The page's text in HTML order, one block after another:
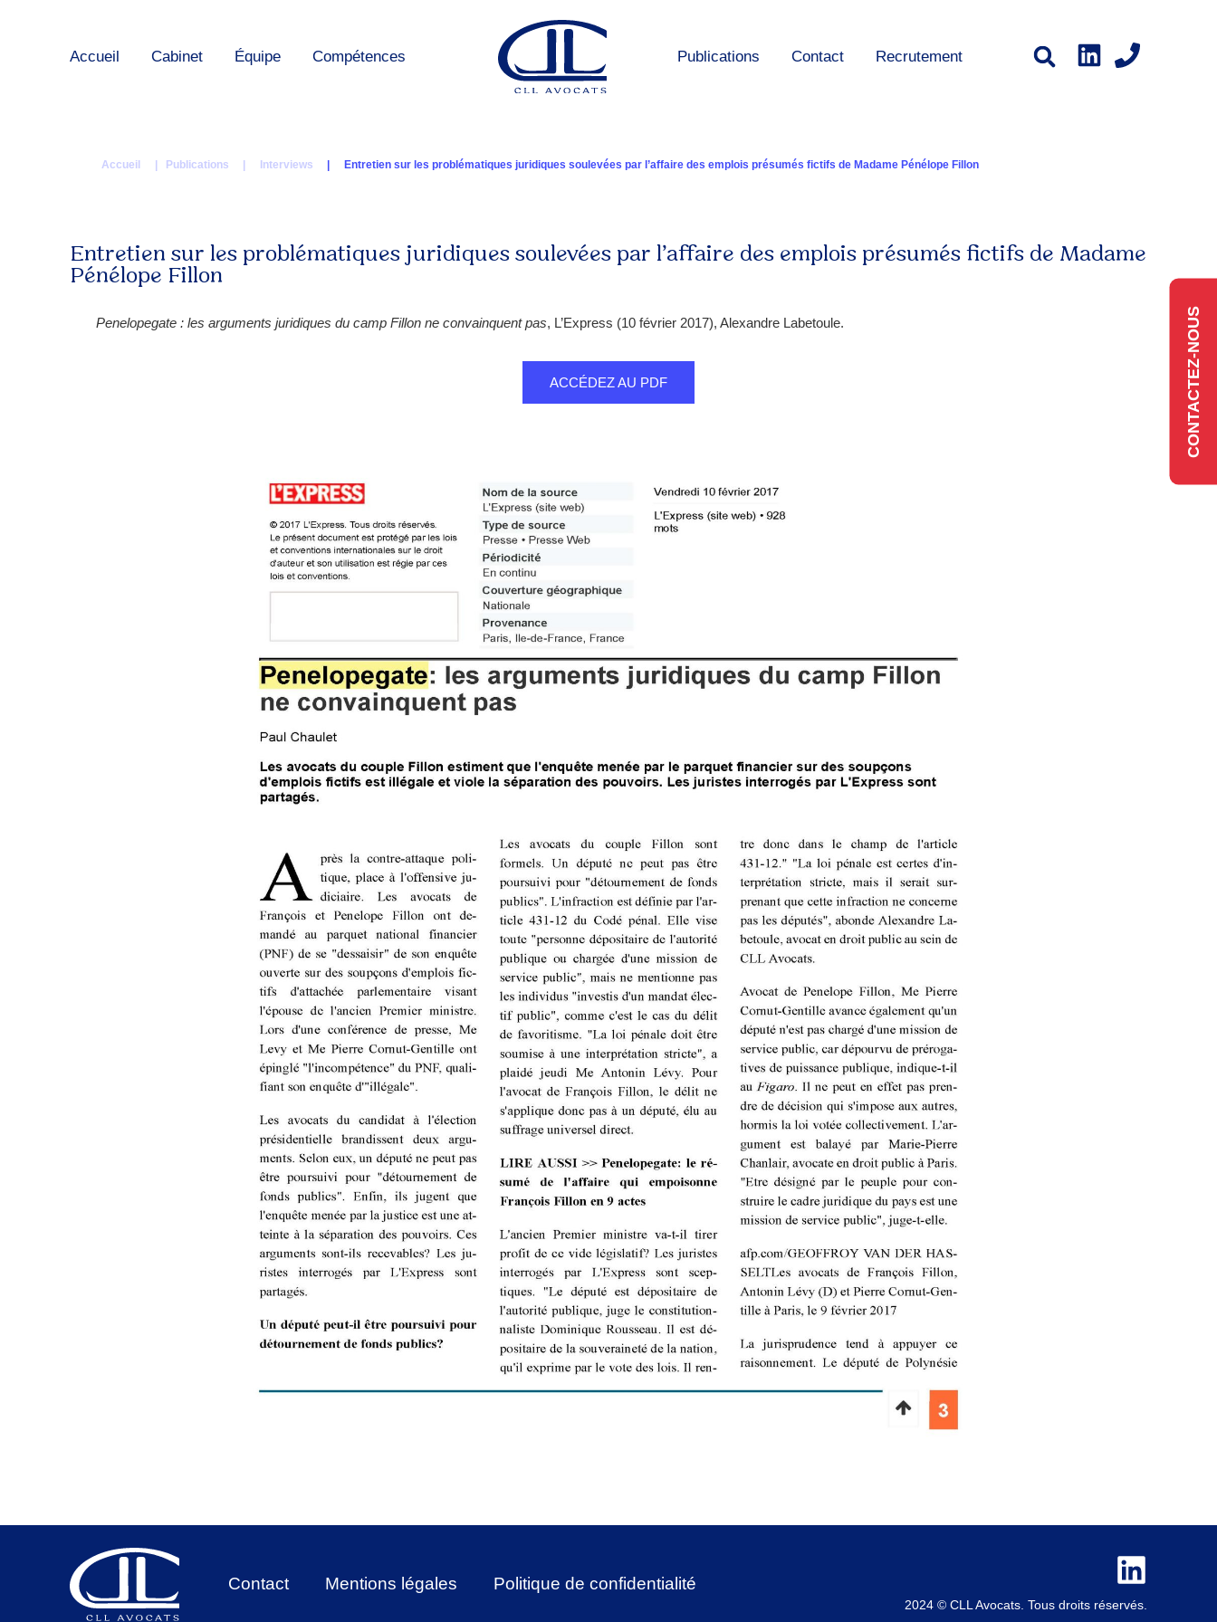
Accueil Cabinet Équipe Compétences Publications Contact Recrutement
CONTACTEZ-NOUS
Accueil | Publications | Interviews Entretien sur les problématiques juridiques soulevées par l’affaire des emplois présumés fictifs de Madame Pénélope Fillon
Entretien sur les problématiques juridiques soulevées par l’affaire des emplois présumés fictifs de Madame
Pénélope Fillon
Penelopegate : les arguments juridiques du camp Fillon ne convainquent pas, L’Express (10 février 2017), Alexandre Labetoule.
ACCÉDEZ AU PDF
Contact Mentions légales Politique de confidentialité
2024 © CLL Avocats. Tous droits réservés.